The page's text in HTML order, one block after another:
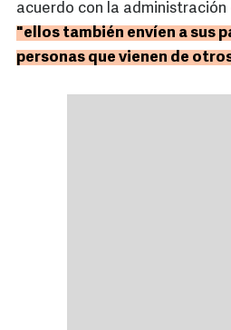
acuerdo con la administración
"ellos también envíen a sus
personas que vienen de